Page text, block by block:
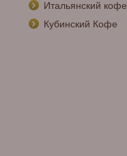
Итальянский кофе
Кубинский Кофе